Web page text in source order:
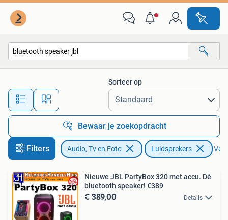
Alle afstanden…
Sorteer op
Bewaar je zoekopdracht
Filters Audio, Tv en Foto Luidsprekers
Nieuwe JBL PartyBox 320 met accu. Dé
bluetooth speaker! €389
€ 389,00 Details